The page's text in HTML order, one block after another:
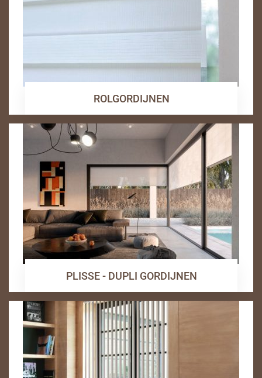
ROLGORDIJNEN
PLISSE - DUPLI GORDIJNEN